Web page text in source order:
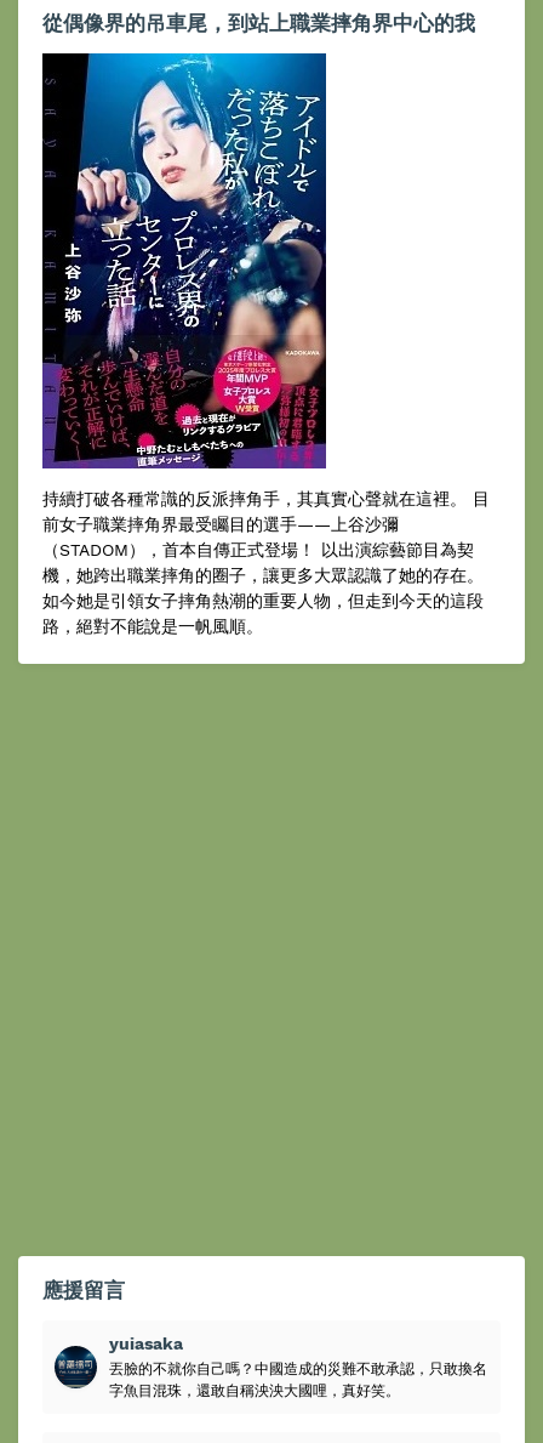
從偶像界的吊車尾，到站上職業摔角界中心的我
持續打破各種常識的反派摔角手，其真實心聲就在這裡。 目
前女子職業摔角界最受矚目的選手——上谷沙彌
（STADOM），首本自傳正式登場！ 以出演綜藝節目為契
機，她跨出職業摔角的圈子，讓更多大眾認識了她的存在。
如今她是引領女子摔角熱潮的重要人物，但走到今天的這段
路，絕對不能說是一帆風順。
應援留言
yuiasaka
丟臉的不就你自己嗎？中國造成的災難不敢承認，只敢換名
字魚目混珠，還敢自稱泱泱大國哩，真好笑。